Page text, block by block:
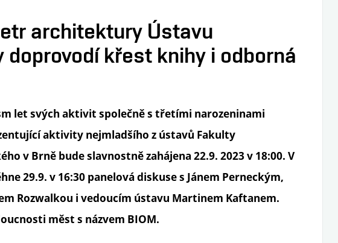
architektury Ústavu
křest knihy i odborná
let svých aktivit společně s třetími narozeninami
aktivity nejmladšího z ústavů Fakulty
v Brně bude slavnostně zahájena 22.9. 2023 v 18:00. V
29.9. v 16:30 panelová diskuse s Jánem Perneckým,
Rozwalkou i vedoucím ústavu Martinem Kaftanem.
měst s názvem BIOM.